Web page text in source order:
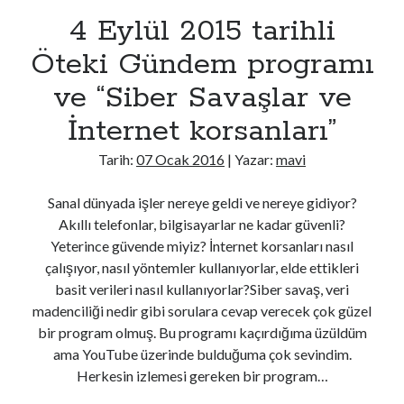
İran basını: Hürmüz Boğazı girişinde düşman hedeflerine saldırı
düzenlendi
Soykırımcı İsrail'in Gazze'deki saldırıları 300 günde en az 300 çocuğun
İzmir Büyükşehir Belediyesine yönelik yolsuzluk soruşturmasında 2
şüpheli tutuklandı
Asrın inşasında Diyarbakır'da 17 bin 206 bağımsız bölüm inşa edildi
Son Yazılar
Yasak Şehir
Kurban bayramı ne zaman 2025
Kaç anı biriktirebilirsin
Işıltılı
Rüya
4 Eylül 2015 tarihli
Öteki Gündem programı
ve “Siber Savaşlar ve
İnternet korsanları”
Tarih: 07 Ocak 2016 | Yazar: mavi
Sanal dünyada işler nereye geldi ve nereye gidiyor?
Akıllı telefonlar, bilgisayarlar ne kadar güvenli?
Yeterince güvende miyiz? İnternet korsanları nasıl
çalışıyor, nasıl yöntemler kullanıyorlar, elde ettikleri
basit verileri nasıl kullanıyorlar?Siber savaş, veri
madenciliği nedir gibi sorulara cevap verecek çok güzel
bir program olmuş. Bu programı kaçırdığıma üzüldüm
ama YouTube üzerinde bulduğuma çok sevindim.
Herkesin izlemesi gereken bir program…